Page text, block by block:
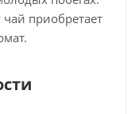
приобретает